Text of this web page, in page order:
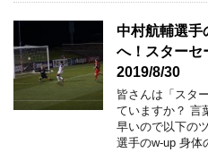
中村航輔選手
へ！スター
2019/8/30
皆さんは「スタ
ていますか？ 言
早いので以下の
選手のw-up 身